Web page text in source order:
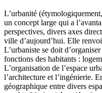
L’urbanité
un concept large qui a
perspectives, divers axes
ville d’aujourd’hui. Elle
L’urbaniste se doit
fonctions des habitants :
L’organisation de l’espace
l’architecture et l’ingénierie.
géographique entre divers